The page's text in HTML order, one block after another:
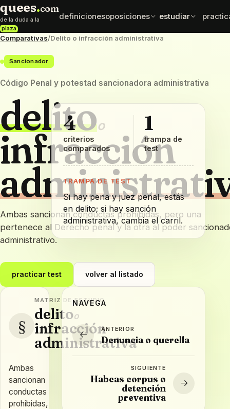
quees.com
de la duda a la
plaza
definicionesoposiciones estudiar
frases para fijar
Comparativas/Delito o infracción administrativa
Sancionador
Código Penal y potestad sancionadora administrativa
delitoo
infracción
Ambas sancionan conductas prohibidas, pero una
pertenece al Derecho penal y la otra al poder
administrativo.
practicar test volver al listado
4
criterios
comparados
1
trampa de
test
TRAMPA DE TEST
Si hay pena y juez penal, estás
en delito; si hay sanción
administrativa, cambia el carril.
§
MATRIZ DE ESTUDIO
delitoo
infracción
administrativa
Ambas
sancionan
conductas
prohibidas,
NAVEGA
ANTERIOR
Denuncia o querella
SIGUIENTE
Habeas corpus o
detención
preventiva